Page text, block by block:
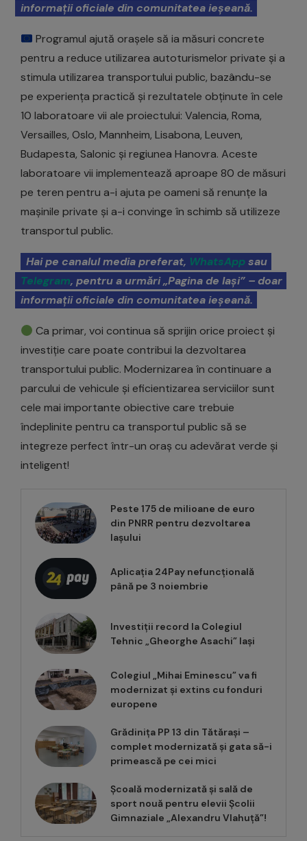
informații oficiale din comunitatea ieșeană.
Programul ajută orașele să ia măsuri concrete
pentru a reduce utilizarea autoturismelor private și a
stimula utilizarea transportului public, bazându-se
pe experiența practică și rezultatele obținute în cele
10 laboratoare vii ale proiectului: Valencia, Roma,
Versailles, Oslo, Mannheim, Lisabona, Leuven,
Budapesta, Salonic și regiunea Hanovra. Aceste
laboratoare vii implementează aproape 80 de măsuri
pe teren pentru a-i ajuta pe oameni să renunțe la
mașinile private și a-i convinge în schimb să utilizeze
transportul public.
Hai pe canalul media preferat, WhatsAppsau
Telegram, pentru a urmări „Pagina de Iași” – doar
informații oficiale din comunitatea ieșeană.
Ca primar, voi continua să sprijin orice proiect și
investiție care poate contribui la dezvoltarea
transportului public. Modernizarea în continuare a
parcului de vehicule și eficientizarea serviciilor sunt
cele mai importante obiective care trebuie
îndeplinite pentru ca transportul public să se
integreze perfect într-un oraș cu adevărat verde și
inteligent!
Peste 175 de milioane de euro
din PNRR pentru dezvoltarea
Iașului
Aplicația 24Pay nefuncțională
până pe 3 noiembrie
Investiții record la Colegiul
Tehnic „Gheorghe Asachi” Iași
Colegiul „Mihai Eminescu” va fi
modernizat și extins cu fonduri
europene
Grădinița PP 13 din Tătărași –
complet modernizată și gata să-i
primească pe cei mici
Școală modernizată și sală de
sport nouă pentru elevii Școlii
Gimnaziale „Alexandru Vlahuță”!